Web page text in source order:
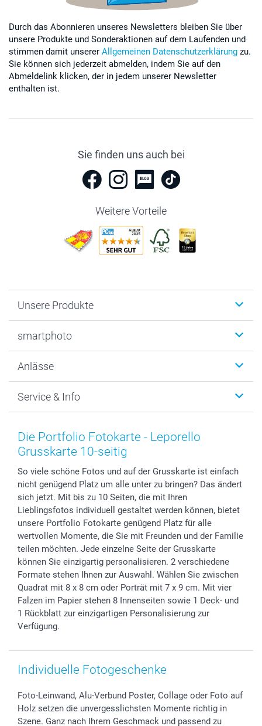
Durch das Abonnieren unseres Newsletters bleiben Sie über
unsere Produkte und Sonderaktionen auf dem Laufenden und
stimmen damit unserer Allgemeinen Datenschutzerklärung zu.
Sie können sich jederzeit abmelden, indem Sie auf den
Abmeldelink klicken, der in jedem unserer Newsletter
enthalten ist.
Sie finden uns auch bei
Weitere Vorteile
Unsere Produkte
Fotogeschenke
MyNameBook
Fotoabzüge, Fotos als Buch & Poster
Zubehör & Material
Foto-Kalender & Agenden
Geschenk-Gutscheine (PDF)
smartphoto
Warum smartphoto
Datenschutz
AGB
Impressum
Partnerprogramme
Investor Relations
B2B smartbusiness
Widerrufsrecht
Anlässe
Neujahr
Muttertag
Vatertag
Hochzeit
Geburtstag
Geburt
Zu allen Anlässen
Service & Info
Preise und Versandkosten
Lieferfristen
Zahlungsmöglichkeiten
Anmelden /Registrieren
Sitemap
Status der Bestellung
smartfriends
smartgarantie
smartbonus
Die Portfolio Fotokarte - Leporello
Grusskarte 10-seitig
So viele schöne Fotos und auf der Grusskarte ist einfach
nicht genügend Platz um alle unter zu bringen? Das ändert
sich jetzt. Mit bis zu 10 Seiten, die mit Ihren
Lieblingsfotos individuell gestaltet werden können, bietet
unsere Portfolio Fotokarte genügend Platz für alle
wertvollen Momente, die Sie mit Freunden und der Familie
teilen möchten. Jede einzelne Seite der Grusskarte
können Sie einzigartig personalisieren. 2 verschiedene
Formate stehen Ihnen zur Auswahl. Wählen Sie zwischen
Quadrat mit 8 x 8 cm oder Porträt mit 7 x 9 cm. Mit vier
Falzen im Papier stehen 8 Innenseiten sowie 1 Deck- und
1 Rückblatt zur einzigartigen Personalisierung zur
Verfügung.
Individuelle Fotogeschenke
Foto-Leinwand, Alu-Verbund Poster, Collage oder Foto auf
Holz setzen die unvergesslichsten Momente richtig in
Szene. Ganz nach Ihrem Geschmack und passend zu